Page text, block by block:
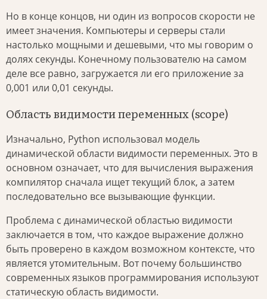
Но в конце концов, ни один из вопросов скорости не
имеет значения. Компьютеры и серверы стали
настолько мощными и дешевыми, что мы говорим о
долях секунды. Конечному пользователю на самом
деле все равно, загружается ли его приложение за
0,001 или 0,01 секунды.
Область видимости переменных (scope)
Изначально, Python использовал модель
динамической области видимости переменных. Это в
основном означает, что для вычисления выражения
компилятор сначала ищет текущий блок, а затем
последовательно все вызывающие функции.
Проблема с динамической областью видимости
заключается в том, что каждое выражение должно
быть проверено в каждом возможном контексте, что
является утомительным. Вот почему большинство
современных языков программирования используют
статическую область видимости.